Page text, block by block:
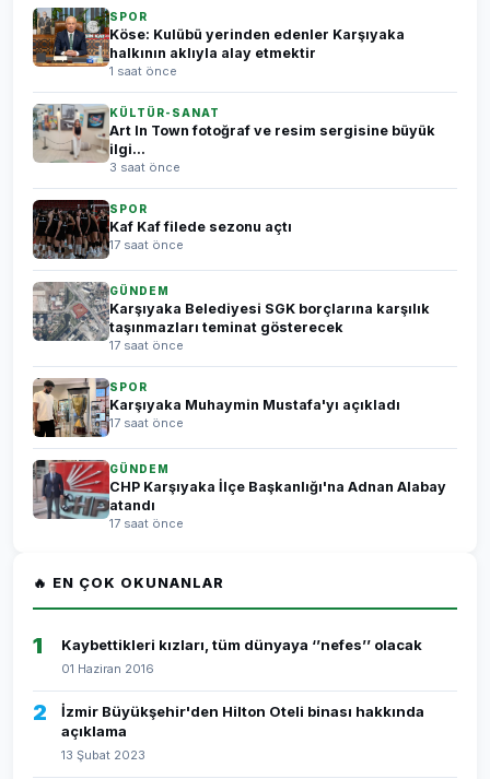
SPOR
Köse: Kulübü yerinden edenler Karşıyaka
halkının aklıyla alay etmektir
1 saat önce
KÜLTÜR-SANAT
Art In Town fotoğraf ve resim sergisine büyük
ilgi...
3 saat önce
SPOR
Kaf Kaf filede sezonu açtı
17 saat önce
GÜNDEM
Karşıyaka Belediyesi SGK borçlarına karşılık
taşınmazları teminat gösterecek
17 saat önce
SPOR
Karşıyaka Muhaymin Mustafa'yı açıkladı
17 saat önce
GÜNDEM
CHP Karşıyaka İlçe Başkanlığı'na Adnan Alabay
atandı
17 saat önce
🔥 EN ÇOK OKUNANLAR
1 Kaybettikleri kızları, tüm dünyaya ‘’nefes’’ olacak
01 Haziran 2016
2
İzmir Büyükşehir'den Hilton Oteli binası hakkında
açıklama
13 Şubat 2023